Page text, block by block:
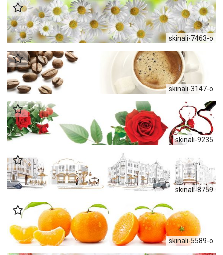
skinali-7463-o
skinali-3147-o
skinali-9235
skinali-8759
skinali-5589-o